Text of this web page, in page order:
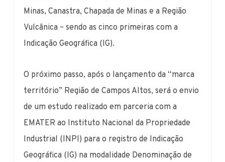
Minas, Canastra, Chapada de Minas e a Região
Vulcânica – sendo as cinco primeiras com a
Indicação Geográfica (IG).
O próximo passo, após o lançamento da “marca
território” Região de Campos Altos, será o envio
de um estudo realizado em parceria com a
EMATER ao Instituto Nacional da Propriedade
Industrial (INPI) para o registro de Indicação
Geográfica (IG) na modalidade Denominação de